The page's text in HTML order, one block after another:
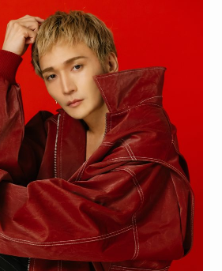
藤崎奈々子の旦那・森下一喜
はガンホーの社長で資産がヤ
バい！子供情報も調査！
大坂なおみとコーディが結婚
しない理由は？馴れ初めや年
収に破局理由も調査！
あいのり桃の旦那・大西翔の
年収や仕事は？結婚相手との
馴れ初めも調査！